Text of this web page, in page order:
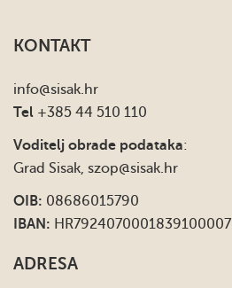
KONTAKT
info@sisak.hr
Tel +385 44 510 110
Voditelj obrade podataka:
Grad Sisak, szop@sisak.hr
OIB: 08686015790
IBAN: HR7924070001839100007
ADRESA